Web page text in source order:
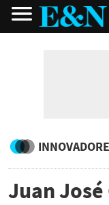
Juan